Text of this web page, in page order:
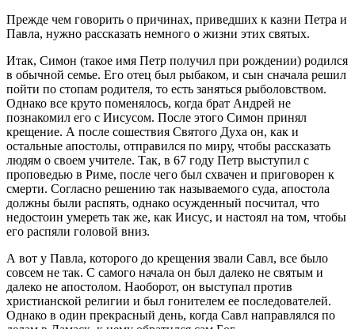
Прежде чем говорить о причинах, приведших к казни Петра и
Павла, нужно рассказать немного о жизни этих святых.
Итак, Симон (такое имя Петр получил при рождении) родился
в обычной семье. Его отец был рыбаком, и сын сначала решил
пойти по стопам родителя, то есть заняться рыболовством.
Однако все круто поменялось, когда брат Андрей не
познакомил его с Иисусом. После этого Симон принял
крещение. А после сошествия Святого Духа он, как и
остальные апостолы, отправился по миру, чтобы рассказать
людям о своем учителе. Так, в 67 году Петр выступил с
проповедью в Риме, после чего был схвачен и приговорен к
смерти. Согласно решению так называемого суда, апостола
должны были распять, однако осужденный посчитал, что
недостоин умереть так же, как Иисус, и настоял на том, чтобы
его распяли головой вниз.
А вот у Павла, которого до крещения звали Савл, все было
совсем не так. С самого начала он был далеко не святым и
далеко не апостолом. Наоборот, он выступал против
христианской религии и был гонителем ее последователей.
Однако в один прекрасный день, когда Савл направлялся по